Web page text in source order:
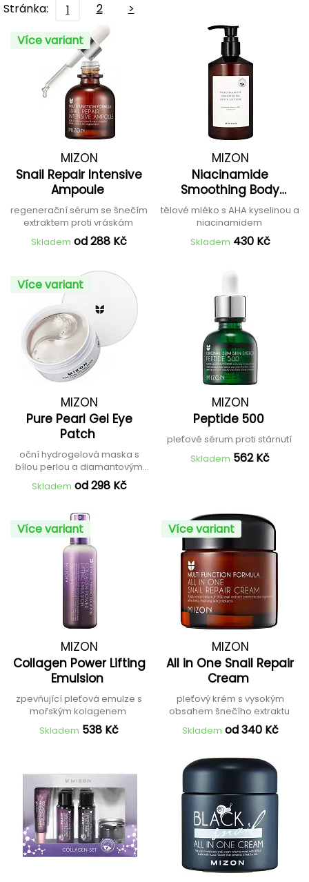
Stránka:
1 2
>
Více variant
MIZON
Snail Repair Intensive
Ampoule
regenerační sérum se šnečím
extraktem proti vráskám
Skladem od 288 Kč
MIZON
Niacinamide
Smoothing Body
Lotion
tělové mléko s AHA kyselinou a
niacinamidem
Skladem 430 Kč
Více variant
MIZON
Pure Pearl Gel Eye
Patch
oční hydrogelová maska s
bílou perlou a diamantovým
pudrem
Skladem od 298 Kč
MIZON
Peptide 500
pleťové sérum proti stárnutí
Skladem 562 Kč
Více variant
MIZON
Collagen Power Lifting
Emulsion
zpevňující pleťová emulze s
mořským kolagenem
Skladem 538 Kč
Více variant
MIZON
All in One Snail Repair
Cream
pleťový krém s vysokým
obsahem šnečího extraktu
Skladem od 340 Kč